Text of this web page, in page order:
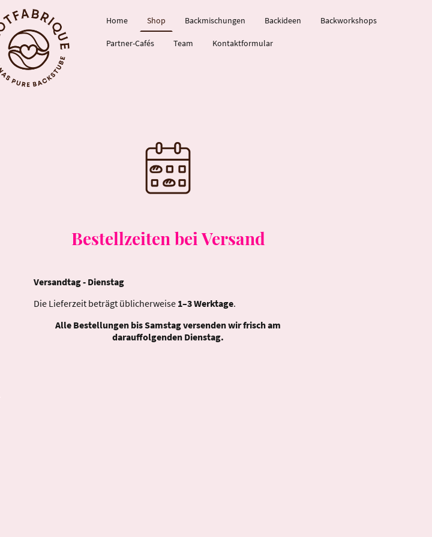
Home Shop Backmischungen Backideen Backworkshops
Partner-Cafés Team Kontaktformular
Bestellzeiten bei Versand
Versandtag - Dienstag
Die Lieferzeit beträgt üblicherweise 1–3 Werktage.
Alle Bestellungen bis Samstag versenden wir frisch am
darauffolgenden Dienstag.